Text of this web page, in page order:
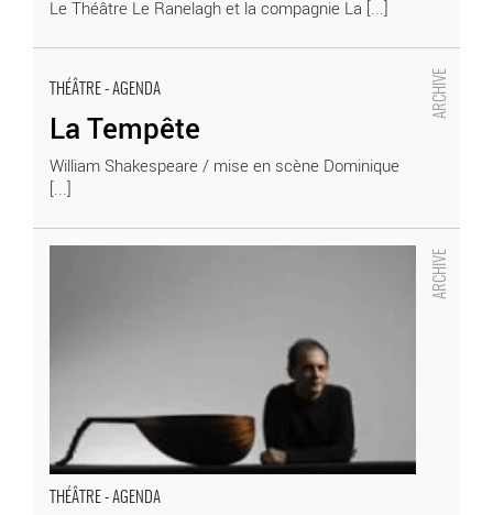
Le Théâtre Le Ranelagh et la compagnie La [...]
THÉÂTRE - AGENDA
La Tempête
William Shakespeare / mise en scène Dominique
[...]
- Critique sortie Théâtre
THÉÂTRE - AGENDA
Et moi alors ?